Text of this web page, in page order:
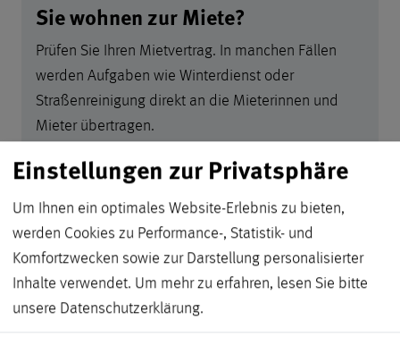
Sie wohnen zur Miete?
Prüfen Sie Ihren Mietvertrag. In manchen Fällen
werden Aufgaben wie Winterdienst oder
Straßenreinigung direkt an die Mieterinnen und
Mieter übertragen.
Zusammen machen wir
Zusammen machen wir
Krefeld
Einstellungen zur Privatsphäre
Um Ihnen ein optimales Website-Erlebnis zu bieten,
werden Cookies zu Performance-, Statistik- und
Komfortzwecken sowie zur Darstellung personalisierter
Inhalte verwendet. Um mehr zu erfahren, lesen Sie bitte
unsere Datenschutzerklärung.